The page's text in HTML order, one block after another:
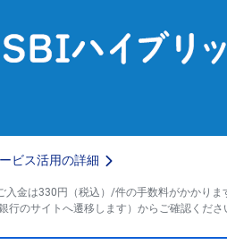
ビス活用の詳細
入金は330円（税込）/件の手数料がかかり
行のサイトへ遷移します）からご確認くださ